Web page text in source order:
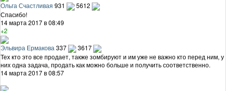
Ольга Счастливая 931
5612
Спасибо!
14 марта 2017 в 08:49
+2
Эльвира Ермакова 337
3617
Тех кто это все продает, также зомбируют и им уже не важно кто перед ним, у
них одна задача, продать как можно больше и получить соответственно.
14 марта 2017 в 08:57